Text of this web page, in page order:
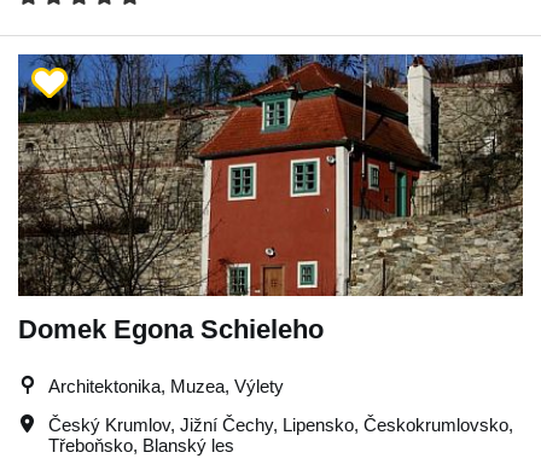
Domek Egona Schieleho
Architektonika, Muzea, Výlety
Český Krumlov, Jižní Čechy, Lipensko, Českokrumlovsko,
Třeboňsko, Blanský les